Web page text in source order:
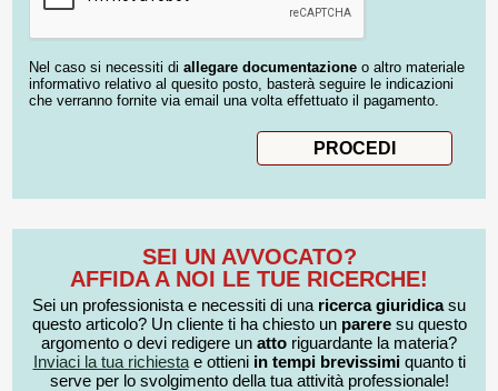
Nel caso si necessiti di allegare documentazione o altro materiale
informativo relativo al quesito posto, basterà seguire le indicazioni
che verranno fornite via email una volta effettuato il pagamento.
SEI UN AVVOCATO?
AFFIDA A NOI LE TUE RICERCHE!
Sei un professionista e necessiti di una ricerca giuridicasu
questo articolo? Un cliente ti ha chiesto un pareresu questo
argomento o devi redigere un atto riguardante la materia?
Inviaci la tua richiestae ottieni in tempi brevissimiquanto ti
serve per lo svolgimento della tua attività professionale!